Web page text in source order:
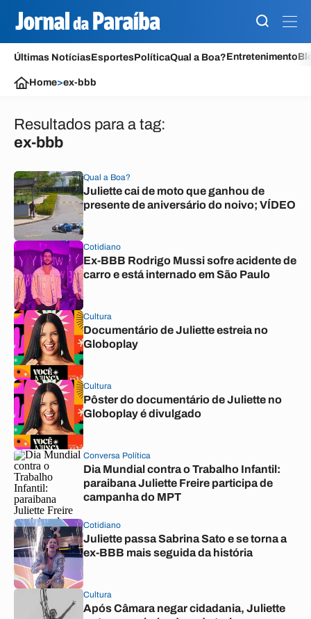
Últimas NotíciasEsportesPolíticaQual a Boa?Entretenimento
Home>ex-bbb
Resultados para a tag:
ex-bbb
Qual a Boa?
Juliette cai de moto que ganhou de
presente de aniversário do noivo; VÍDEO
Cotidiano
Ex-BBB Rodrigo Mussi sofre acidente de
carro e está internado em São Paulo
Cultura
Documentário de Juliette estreia no
Globoplay
Cultura
Pôster do documentário de Juliette no
Globoplay é divulgado
Conversa Política
Dia Mundial contra o Trabalho Infantil:
paraibana Juliette Freire participa de
campanha do MPT
Cotidiano
Juliette passa Sabrina Sato e se torna a
ex-BBB mais seguida da história
Cultura
Após Câmara negar cidadania, Juliette